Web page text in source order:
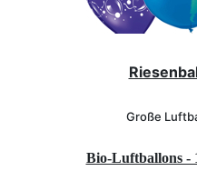
Große
Bio-Luftballons -